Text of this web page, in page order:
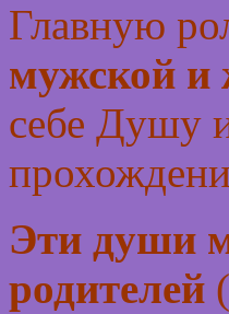
Главную
мужской и
себе Душу
Эти души
родителей